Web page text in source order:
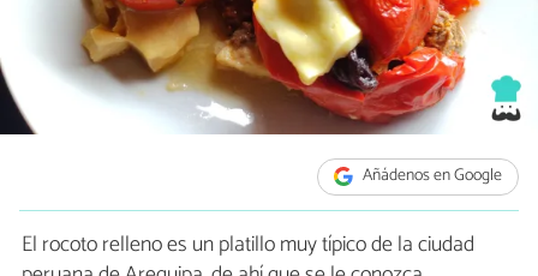
Añádenos en Google
El rocoto relleno es un platillo muy típico de la ciudad